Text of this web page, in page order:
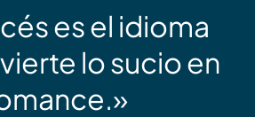
es el idioma
lo sucio en